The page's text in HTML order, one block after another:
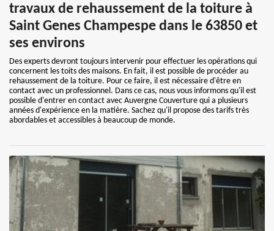
travaux de rehaussement de la toiture à
Saint Genes Champespe dans le 63850 et
ses environs
Des experts devront toujours intervenir pour effectuer les opérations qui
concernent les toits des maisons. En fait, il est possible de procéder au
rehaussement de la toiture. Pour ce faire, il est nécessaire d'être en
contact avec un professionnel. Dans ce cas, nous vous informons qu'il est
possible d'entrer en contact avec Auvergne Couverture qui a plusieurs
années d'expérience en la matière. Sachez qu'il propose des tarifs très
abordables et accessibles à beaucoup de monde.